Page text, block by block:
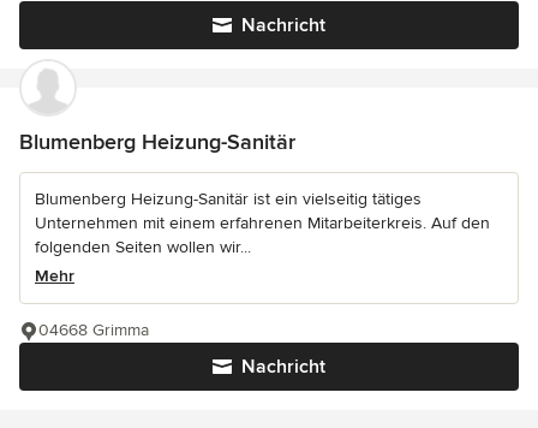
Nachricht
Blumenberg Heizung-Sanitär
Blumenberg Heizung-Sanitär ist ein vielseitig tätiges
Unternehmen mit einem erfahrenen Mitarbeiterkreis. Auf den
folgenden Seiten wollen wir...
Mehr
Nachricht
04668 Grimma